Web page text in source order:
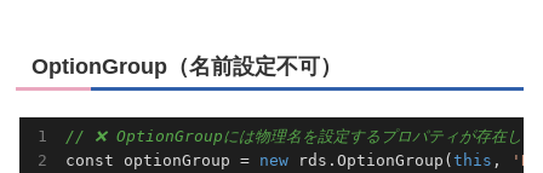
OptionGroup（名前設定不可）
// ❌ OptionGroupには物理名を設定するプロパティが存在しな
const optionGroup = new rds.OptionGroup(this ,